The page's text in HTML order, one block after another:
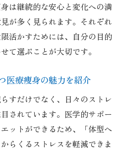
は継続的な安心と変化への満
が多く見られます。それぞれ
活かすためには、自分の目的
て選ぶことが大切です。
医療痩身の魅力を紹介
すだけでなく、日々のストレ
されています。医学的サポー
ットができるため、「体型へ
らくるストレスを軽減できま